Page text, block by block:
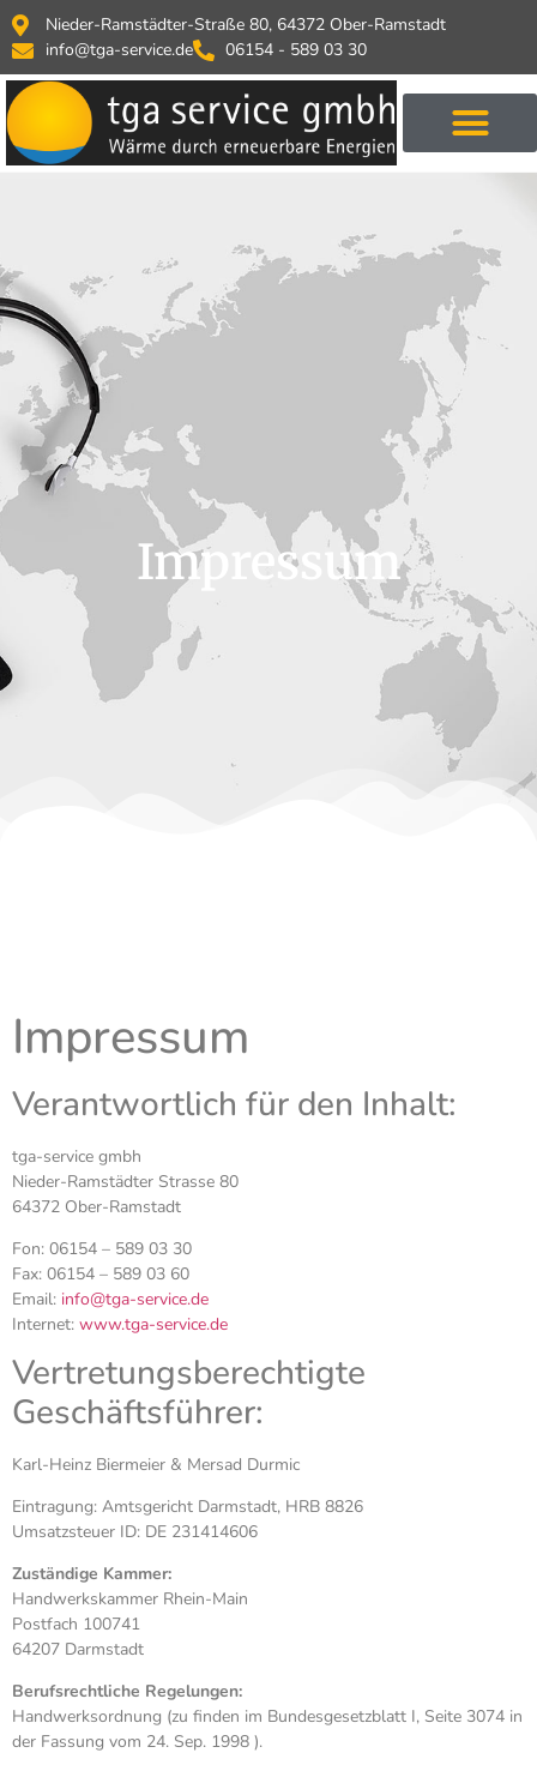
Nieder-Ramstädter-Straße 80, 64372 Ober-Ramstadt
info@tga-service.de
06154 - 589 03 30
Impressum
Impressum
Verantwortlich für den Inhalt:
tga-service gmbh
Nieder-Ramstädter Strasse 80
64372 Ober-Ramstadt
Fon: 06154 – 589 03 30
Fax: 06154 – 589 03 60
Email: info@tga-service.de
Internet: www.tga-service.de
Vertretungsberechtigte
Geschäftsführer:
Karl-Heinz Biermeier & Mersad Durmic
Eintragung: Amtsgericht Darmstadt, HRB 8826
Umsatzsteuer ID: DE 231414606
Zuständige Kammer:
Handwerkskammer Rhein-Main
Postfach 100741
64207 Darmstadt
Berufsrechtliche Regelungen:
Handwerksordnung (zu finden im Bundesgesetzblatt I, Seite 3074 in
der Fassung vom 24. Sep. 1998 ).